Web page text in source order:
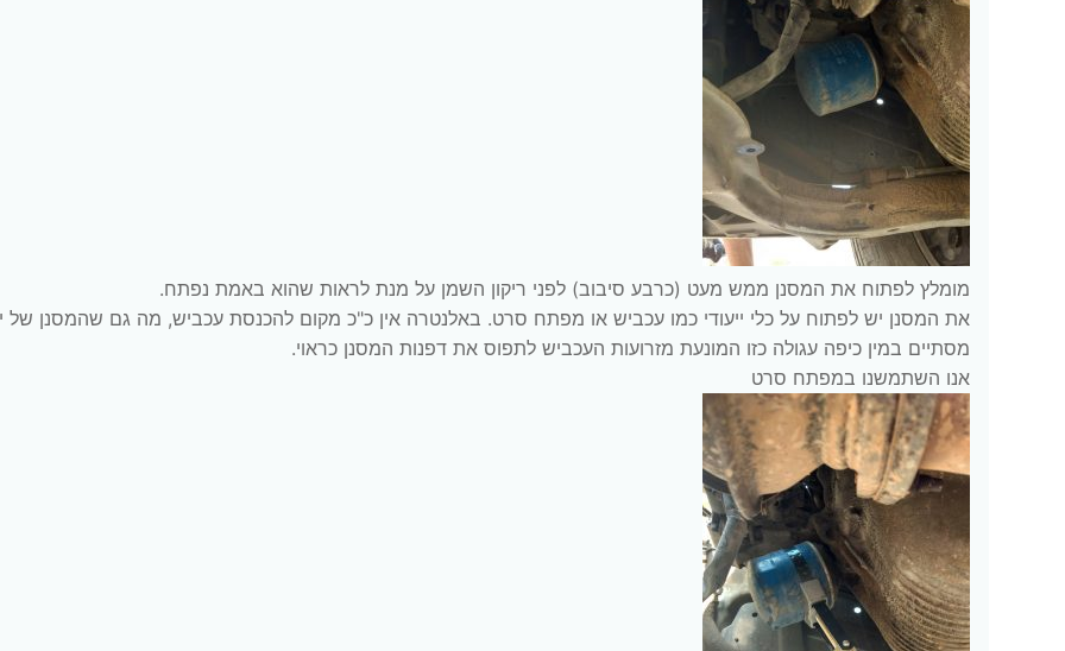
מומלץ לפתוח את המסנן ממש מעט (כרבע סיבוב) לפני ריקון השמן על מנת לראות שהוא באמת נפתח.
את המסנן יש לפתוח על כלי ייעודי כמו עכביש או מפתח סרט. באלנטרה אין כ"כ מקום להכנסת עכביש, מה גם שהמסנן של
מסתיים במין כיפה עגולה כזו המונעת מזרועות העכביש לתפוס את דפנות המסנן כראוי.
אנו השתמשנו במפתח סרט